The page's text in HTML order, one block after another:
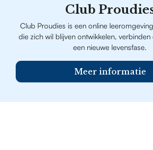
Club
Club Proudies is een online
die zich wil blijven ontwikkelen, verbinden
een nieuwe levensfase.
Meer informatie